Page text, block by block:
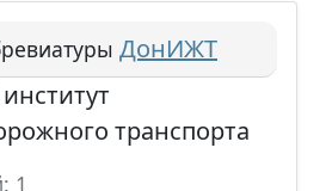
ДонИЖТ
транспорта
1